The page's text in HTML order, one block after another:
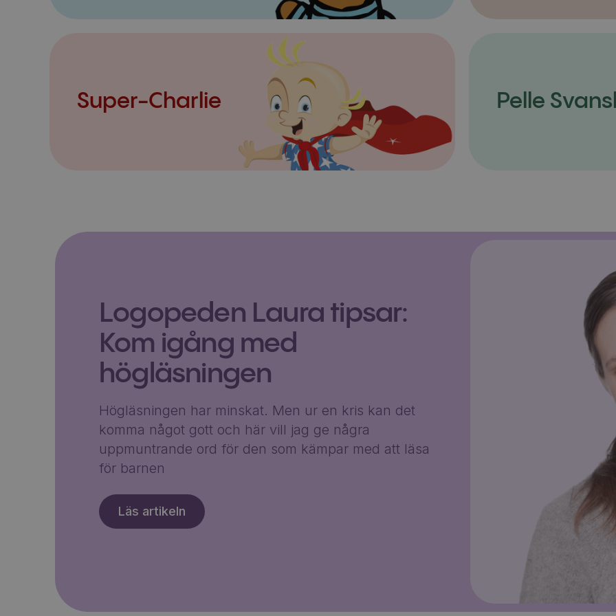
Super-Charlie Pelle
Logopeden Laura tipsar:
Kom igång med
högläsningen
Högläsningen har minskat. Men ur en kris kan det
komma något gott och här vill jag ge några
uppmuntrande ord för den som kämpar med att läsa
för barnen
Läs artikeln